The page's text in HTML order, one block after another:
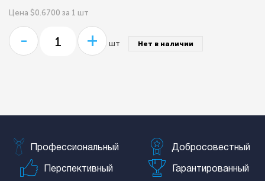
Цена $0.6700 за 1 шт
- + шт Нет в наличии
Профессиональный Добросовестный
Перспективный Гарантированный